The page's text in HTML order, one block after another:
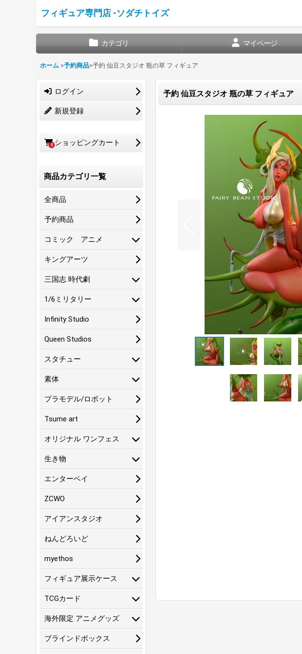
フィギュア専門店 -ソダチトイズ
カテゴリ マイページ
ホーム >予約商品>予約 仙豆スタジオ 瓶の草 フィギュア
ログイン
新規登録
0 ショッピングカート
商品カテゴリ一覧
全商品
予約商品
コミック アニメ
キングアーツ
三国志 時代劇
1/6ミリタリー
Infinity Studio
Queen Studios
スタチュー
素体
プラモデル/ロボット
Tsume art
オリジナル ワンフェス
生き物
エンターベイ
ZCWO
アイアンスタジオ
ねんどろいど
myethos
フィギュア展示ケース
TCGカード
海外限定 アニメグッズ
ブラインドボックス
予約 仙豆スタジオ 瓶の草 フィギュア